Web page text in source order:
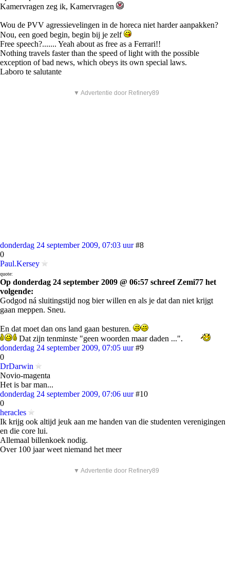
Kamervragen zeg ik, Kamervragen
Wou de PVV agressievelingen in de horeca niet harder aanpakken?
Nou, een goed begin, begin bij je zelf
Free speech?....... Yeah about as free as a Ferrari!!
Nothing travels faster than the speed of light with the possible
exception of bad news, which obeys its own special laws.
Laboro te salutante
▼ Advertentie door Refinery89
donderdag 24 september 2009, 07:03 uur #8
0
Paul.Kersey
quote:
Op donderdag 24 september 2009 @ 06:57 schreef Zemi77 het
volgende:
Godgod ná sluitingstijd nog bier willen en als je dat dan niet krijgt
gaan meppen. Sneu.
En dat moet dan ons land gaan besturen.
Dat zijn tenminste "geen woorden maar daden ...".
donderdag 24 september 2009, 07:05 uur #9
0
DrDarwin
Novio-magenta
Het is bar man...
donderdag 24 september 2009, 07:06 uur #10
0
heracles
Ik krijg ook altijd jeuk aan me handen van die studenten verenigingen
en die core lui.
Allemaal billenkoek nodig.
Over 100 jaar weet niemand het meer
▼ Advertentie door Refinery89